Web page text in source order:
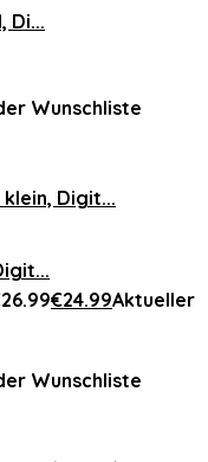
Di...
Wunschliste
€24.99Aktueller
Wunschliste